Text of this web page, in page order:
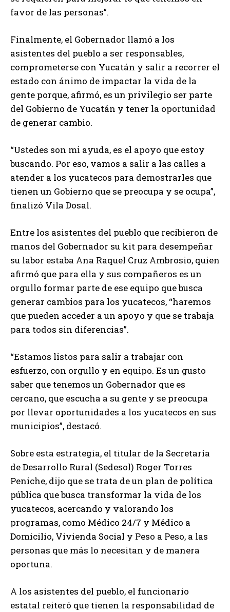
favor de las personas”.
Finalmente, el Gobernador llamó a los
asistentes del pueblo a ser responsables,
comprometerse con Yucatán y salir a recorrer el
estado con ánimo de impactar la vida de la
gente porque, afirmó, es un privilegio ser parte
del Gobierno de Yucatán y tener la oportunidad
de generar cambio.
“Ustedes son mi ayuda, es el apoyo que estoy
buscando. Por eso, vamos a salir a las calles a
atender a los yucatecos para demostrarles que
tienen un Gobierno que se preocupa y se ocupa”,
finalizó Vila Dosal.
Entre los asistentes del pueblo que recibieron de
manos del Gobernador su kit para desempeñar
su labor estaba Ana Raquel Cruz Ambrosio, quien
afirmó que para ella y sus compañeros es un
orgullo formar parte de ese equipo que busca
generar cambios para los yucatecos, “haremos
que pueden acceder a un apoyo y que se trabaja
para todos sin diferencias”.
“Estamos listos para salir a trabajar con
esfuerzo, con orgullo y en equipo. Es un gusto
saber que tenemos un Gobernador que es
cercano, que escucha a su gente y se preocupa
por llevar oportunidades a los yucatecos en sus
municipios”, destacó.
Sobre esta estrategia, el titular de la Secretaría
de Desarrollo Rural (Sedesol) Roger Torres
Peniche, dijo que se trata de un plan de política
pública que busca transformar la vida de los
yucatecos, acercando y valorando los
programas, como Médico 24/7 y Médico a
Domicilio, Vivienda Social y Peso a Peso, a las
personas que más lo necesitan y de manera
oportuna.
A los asistentes del pueblo, el funcionario
estatal reiteró que tienen la responsabilidad de